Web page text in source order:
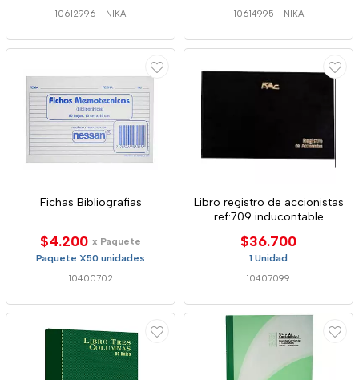
10612996 - NIKA 10614995 - NIKA
Fichas Bibliografias
$4.200 x Paquete
Paquete X50 unidades
10400702
Libro registro de accionistas
ref:709 inducontable
$36.700
1 Unidad
10407099